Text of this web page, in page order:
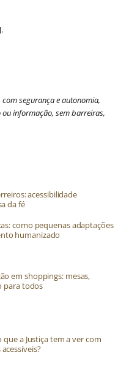
segurança e autonomia,
informação, sem barreiras,
acessibilidade
da fé
como pequenas adaptações
humanizado
em shoppings: mesas,
para todos
a Justiça tem a ver com